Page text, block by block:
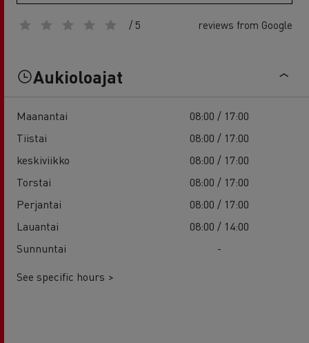
/ 5 reviews from Google
Aukioloajat
Maanantai
08:00 / 17:00
Tiistai
08:00 / 17:00
keskiviikko
08:00 / 17:00
Torstai
08:00 / 17:00
Perjantai
08:00 / 17:00
Lauantai
08:00 / 14:00
Sunnuntai
-
See specific hours >